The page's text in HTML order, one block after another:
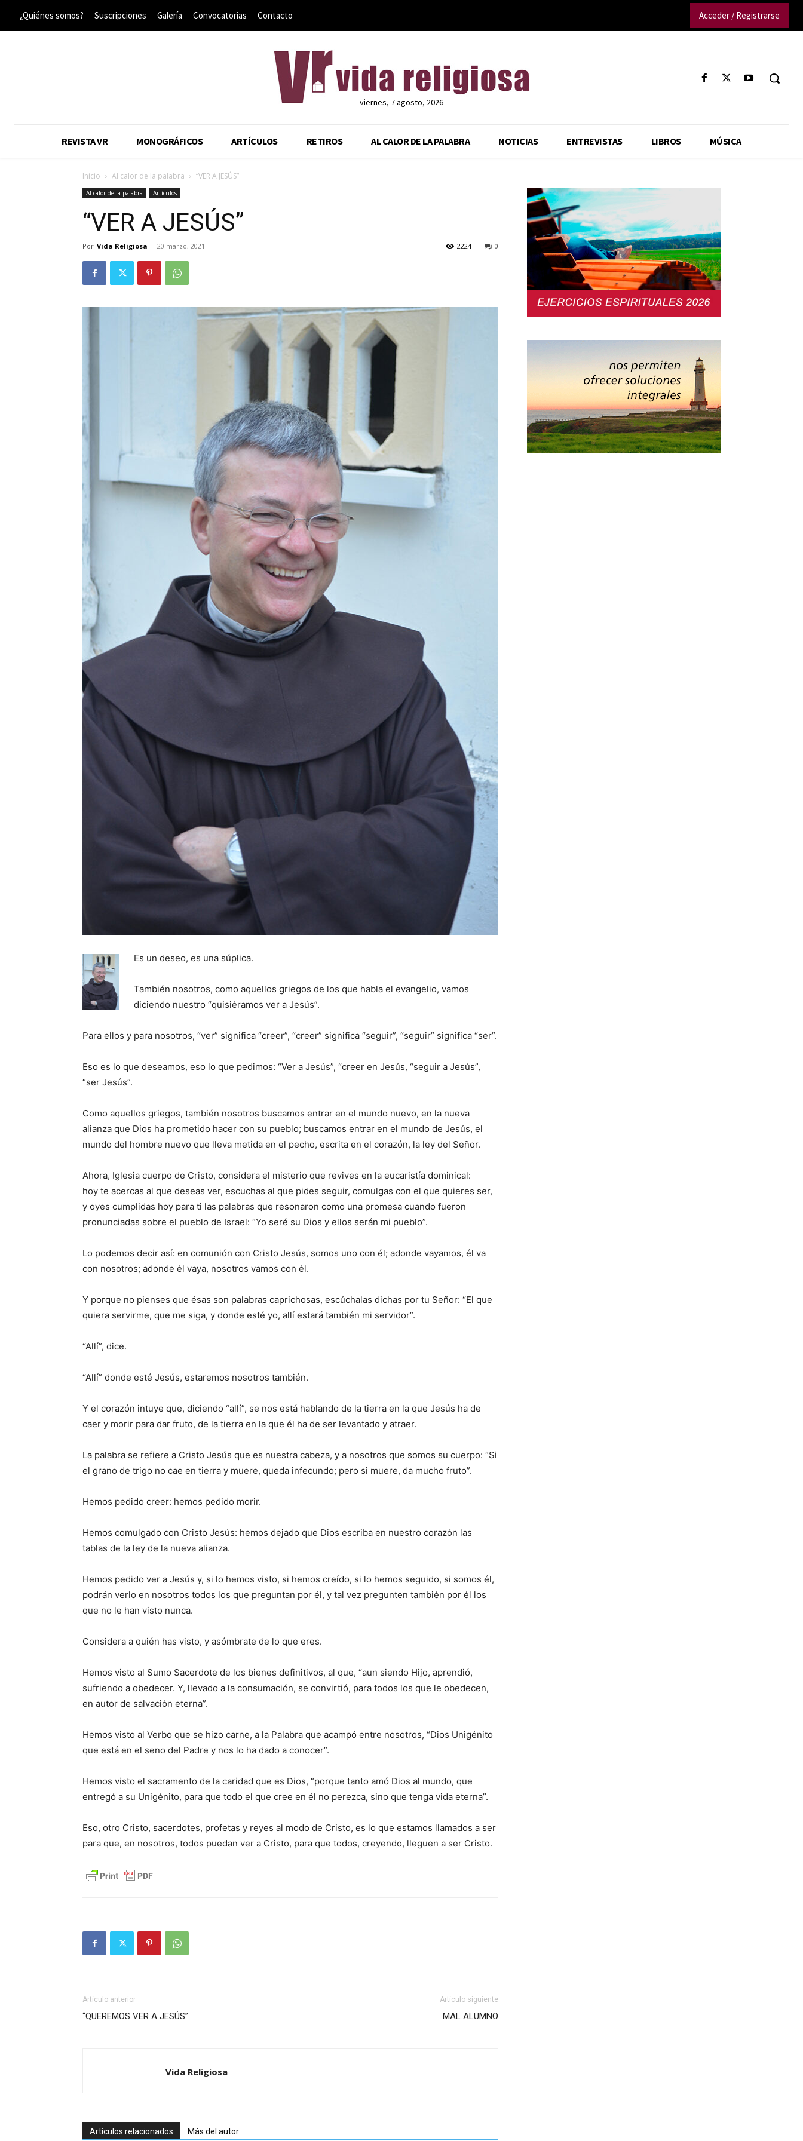
¿Quiénes somos? Suscripciones Galería Convocatorias Contacto Acceder / Registrarse
viernes, 7 agosto, 2026
REVISTA VR MONOGRÁFICOS ARTÍCULOS RETIROS AL CALOR DE LA PALABRA NOTICIAS ENTREVISTAS LIBROS MÚSICA
Inicio Al calor de la palabra “VER A JESÚS”
Al calor de la palabra Artículos
“VER A JESÚS”
Por Vida Religiosa - 20 marzo, 2021 0
2224
Es un deseo, es una súplica.
También nosotros, como aquellos griegos de los que habla el evangelio, vamos
diciendo nuestro “quisiéramos ver a Jesús”.
Para ellos y para nosotros, “ver” significa “creer”, “creer” significa “seguir”, “seguir” significa “ser”.
Eso es lo que deseamos, eso lo que pedimos: “Ver a Jesús”, “creer en Jesús, “seguir a Jesús”,
“ser Jesús”.
Como aquellos griegos, también nosotros buscamos entrar en el mundo nuevo, en la nueva
alianza que Dios ha prometido hacer con su pueblo; buscamos entrar en el mundo de Jesús, el
mundo del hombre nuevo que lleva metida en el pecho, escrita en el corazón, la ley del Señor.
Ahora, Iglesia cuerpo de Cristo, considera el misterio que revives en la eucaristía dominical:
hoy te acercas al que deseas ver, escuchas al que pides seguir, comulgas con el que quieres ser,
y oyes cumplidas hoy para ti las palabras que resonaron como una promesa cuando fueron
pronunciadas sobre el pueblo de Israel: “Yo seré su Dios y ellos serán mi pueblo”.
Lo podemos decir así: en comunión con Cristo Jesús, somos uno con él; adonde vayamos, él va
con nosotros; adonde él vaya, nosotros vamos con él.
Y porque no pienses que ésas son palabras caprichosas, escúchalas dichas por tu Señor: “El que
quiera servirme, que me siga, y donde esté yo, allí estará también mi servidor”.
“Allí”, dice.
“Allí” donde esté Jesús, estaremos nosotros también.
Y el corazón intuye que, diciendo “allí”, se nos está hablando de la tierra en la que Jesús ha de
caer y morir para dar fruto, de la tierra en la que él ha de ser levantado y atraer.
La palabra se refiere a Cristo Jesús que es nuestra cabeza, y a nosotros que somos su cuerpo: “Si
el grano de trigo no cae en tierra y muere, queda infecundo; pero si muere, da mucho fruto”.
Hemos pedido creer: hemos pedido morir.
Hemos comulgado con Cristo Jesús: hemos dejado que Dios escriba en nuestro corazón las
tablas de la ley de la nueva alianza.
Hemos pedido ver a Jesús y, si lo hemos visto, si hemos creído, si lo hemos seguido, si somos él,
podrán verlo en nosotros todos los que preguntan por él, y tal vez pregunten también por él los
que no le han visto nunca.
Considera a quién has visto, y asómbrate de lo que eres.
Hemos visto al Sumo Sacerdote de los bienes definitivos, al que, “aun siendo Hijo, aprendió,
sufriendo a obedecer. Y, llevado a la consumación, se convirtió, para todos los que le obedecen,
en autor de salvación eterna”.
Hemos visto al Verbo que se hizo carne, a la Palabra que acampó entre nosotros, “Dios Unigénito
que está en el seno del Padre y nos lo ha dado a conocer”.
Hemos visto el sacramento de la caridad que es Dios, “porque tanto amó Dios al mundo, que
entregó a su Unigénito, para que todo el que cree en él no perezca, sino que tenga vida eterna”.
Eso, otro Cristo, sacerdotes, profetas y reyes al modo de Cristo, es lo que estamos llamados a ser
para que, en nosotros, todos puedan ver a Cristo, para que todos, creyendo, lleguen a ser Cristo.
Artículo anterior
“QUEREMOS VER A JESÚS”
Artículo siguiente
MAL ALUMNO
Vida Religiosa
Artículos relacionados Más del autor